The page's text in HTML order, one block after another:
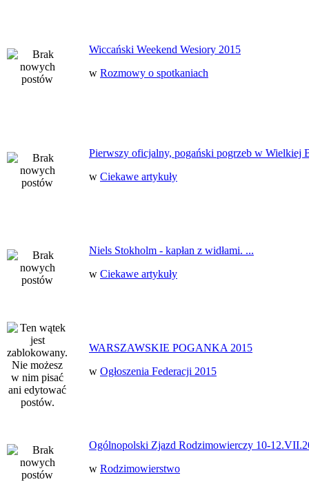
Wiccański Weekend Wesiory 2015
w Rozmowy o spotkaniach
Pierwszy oficjalny, pogański pogrzeb w Wielkiej
w Ciekawe artykuły
Niels Stokholm - kapłan z widłami. ...
w Ciekawe artykuły
WARSZAWSKIE POGANKA 2015
w Ogłoszenia Federacji 2015
Ogólnopolski Zjazd Rodzimowierczy 10-
w Rodzimowierstwo